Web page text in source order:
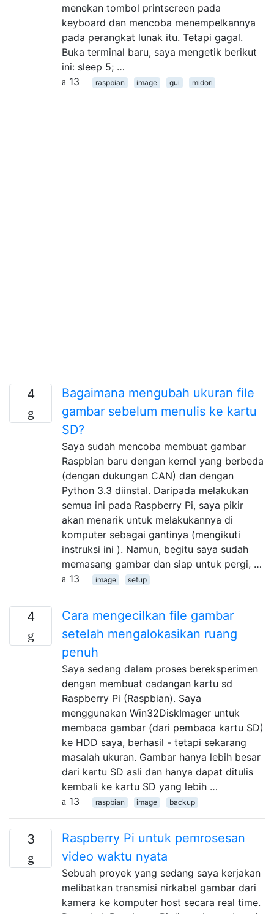
menekan tombol printscreen pada
keyboard dan mencoba menempelkannya
pada perangkat lunak itu. Tetapi gagal.
Buka terminal baru, saya mengetik berikut
ini: sleep 5; …
13
raspbian image gui midori
4
Bagaimana mengubah ukuran file
gambar sebelum menulis ke kartu
SD?
Saya sudah mencoba membuat gambar
Raspbian baru dengan kernel yang berbeda
(dengan dukungan CAN) dan dengan
Python 3.3 diinstal. Daripada melakukan
semua ini pada Raspberry Pi, saya pikir
akan menarik untuk melakukannya di
komputer sebagai gantinya (mengikuti
instruksi ini ). Namun, begitu saya sudah
memasang gambar dan siap untuk pergi, …
13
image setup
4
Cara mengecilkan file gambar
setelah mengalokasikan ruang
penuh
Saya sedang dalam proses bereksperimen
dengan membuat cadangan kartu sd
Raspberry Pi (Raspbian). Saya
menggunakan Win32DiskImager untuk
membaca gambar (dari pembaca kartu SD)
ke HDD saya, berhasil - tetapi sekarang
masalah ukuran. Gambar hanya lebih besar
dari kartu SD asli dan hanya dapat ditulis
kembali ke kartu SD yang lebih …
13
raspbian image backup
3
Raspberry Pi untuk pemrosesan
video waktu nyata
Sebuah proyek yang sedang saya kerjakan
melibatkan transmisi nirkabel gambar dari
kamera ke komputer host secara real time.